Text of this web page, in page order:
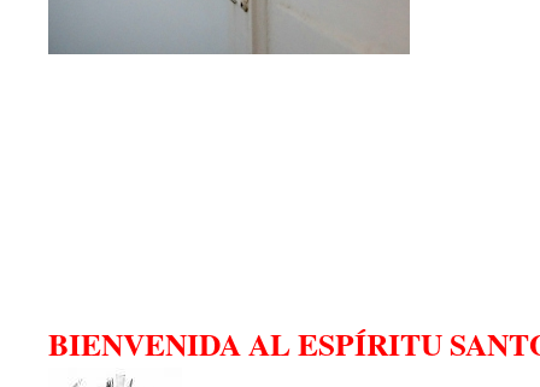
BIENVENIDA AL ESPÍRITU